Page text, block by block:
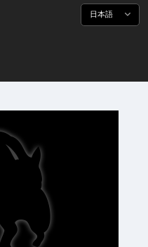
日本語